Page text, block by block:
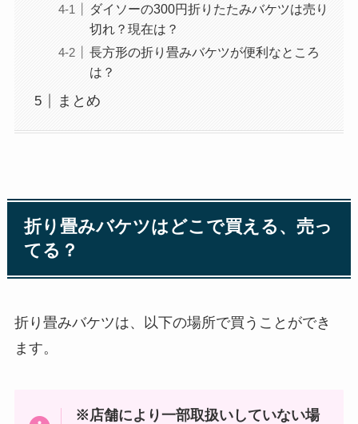
ダイソーの300円折りたたみバケツは売り
切れ？現在は？
長方形の折り畳みバケツが便利なところ
は？
まとめ
折り畳みバケツはどこで買える、売っ
てる？
折り畳みバケツは、以下の場所で買うことができ
ます。
※店舗により一部取扱いしていない場